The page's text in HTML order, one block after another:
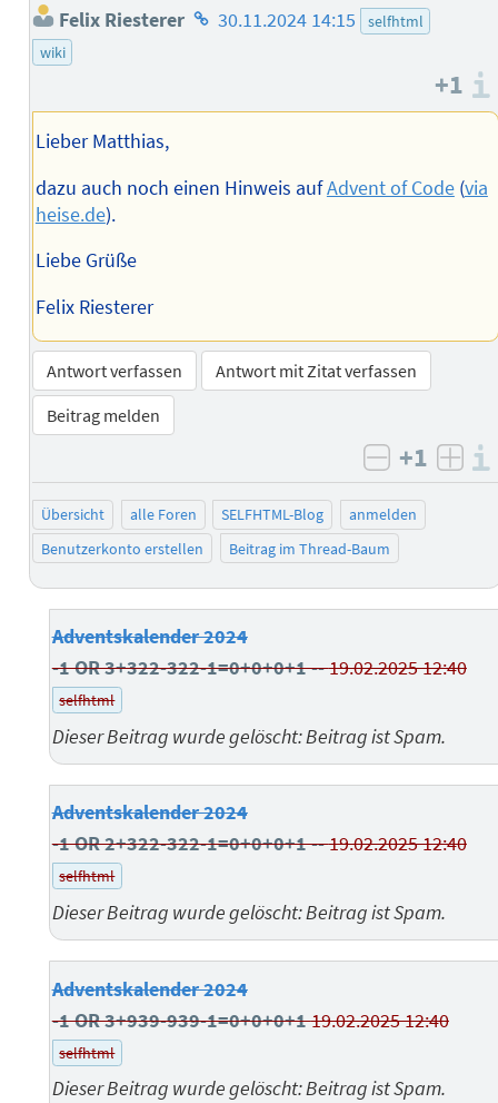
Felix Riesterer Homepage
30.11.2024 14:15
selfhtml
wiki
+1
Lieber Matthias,
dazu auch noch einen Hinweis aufAdvent of Code(via
heise.de).
Liebe Grüße
Felix Riesterer
Antwort verfassen
Antwort mit Zitat verfassen
Beitrag melden
negativ
+1
Übersicht alle Foren SELFHTML-Blog
anmelden
Benutzerkonto erstellen
Beitrag im Thread-Baum
Adventskalender 2024
-1 OR 3+322-322-1=0+0+0+1 --19.02.2025 12:40
selfhtml
Dieser Beitrag wurde gelöscht: Beitrag ist Spam.
Adventskalender 2024
-1 OR 2+322-322-1=0+0+0+1 --19.02.2025 12:40
selfhtml
Dieser Beitrag wurde gelöscht: Beitrag ist Spam.
Adventskalender 2024
-1 OR 3+939-939-1=0+0+0+119.02.2025 12:40
selfhtml
Dieser Beitrag wurde gelöscht: Beitrag ist Spam.